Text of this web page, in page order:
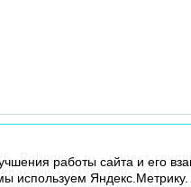
Robogeek.ru - проект
+7(495) 790-7591
работы сайта и его
используем